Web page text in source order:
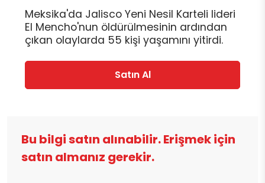
Meksika'da Jalisco Yeni Nesil Karteli lideri
El Mencho'nun öldürülmesinin ardından
çıkan olaylarda 55 kişi yaşamını yitirdi.
Satın Al
Bu bilgi satın alınabilir. Erişmek için
satın almanız gerekir.